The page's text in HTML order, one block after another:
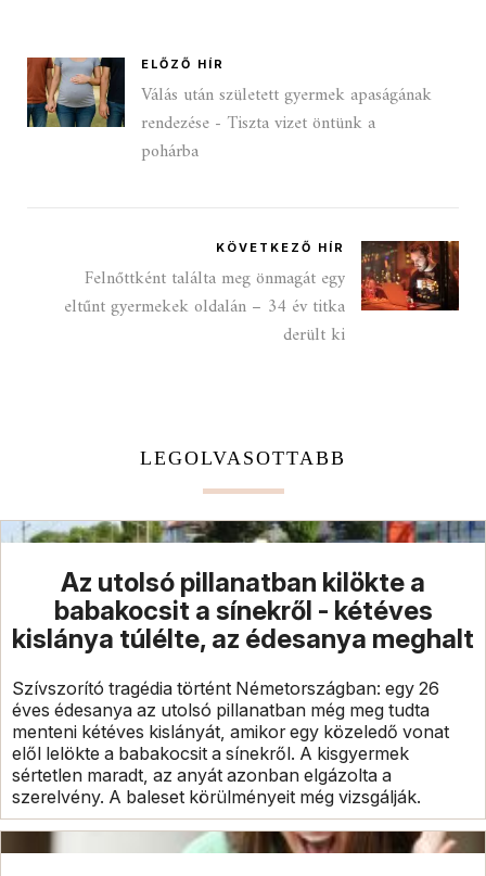
ELŐZŐ HÍR
Válás után született gyermek apaságának
rendezése - Tiszta vizet öntünk a
pohárba
KÖVETKEZŐ HÍR
Felnőttként találta meg önmagát egy
eltűnt gyermekek oldalán – 34 év titka
derült ki
LEGOLVASOTTABB
Az utolsó pillanatban kilökte a
babakocsit a sínekről - kétéves
kislánya túlélte, az édesanya meghalt
Szívszorító tragédia történt Németországban: egy 26
éves édesanya az utolsó pillanatban még meg tudta
menteni kétéves kislányát, amikor egy közeledő vonat
elől lelökte a babakocsit a sínekről. A kisgyermek
sértetlen maradt, az anyát azonban elgázolta a
szerelvény. A baleset körülményeit még vizsgálják.